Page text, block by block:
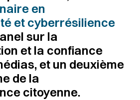
en
et cyberrésilience
sur la
et la confiance
et un deuxième
de la
citoyenne.